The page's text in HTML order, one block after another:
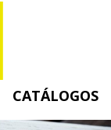
CATÁLOGOS